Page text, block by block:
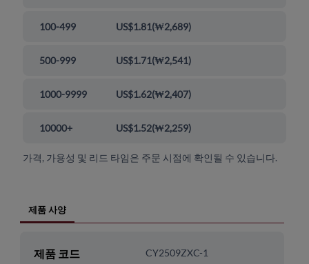
100-499 US$1.81(₩2,689)
500-999 US$1.71(₩2,541)
1000-9999 US$1.62(₩2,407)
10000+ US$1.52(₩2,259)
가격, 가용성 및 리드 타임은 주문 시점에 확인될 수 있습니다.
제품 사양
제품 코드 CY2509ZXC-1